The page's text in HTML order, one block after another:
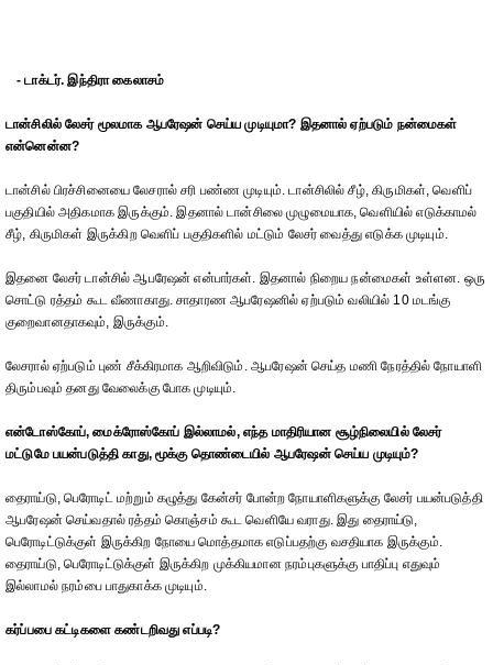
- டாக்டர். இந்திரா கைலாசம்
டான்சிலில் லேசர் மூலமாக ஆபரேஷன் செய்ய முடியுமா? இதனால் ஏற்படும் நன்மைகள்
என்னென்ன?
டான்சில் பிரச்சினையை லேசரால் சரி பண்ண முடியும். டான்சிலில் சீழ், கிருமிகள், வெளிப்
பகுதியில் அதிகமாக இருக்கும். இதனால் டான்சிலை முழுமையாக, வெளியில் எடுக்காமல்
சீழ், கிருமிகள் இருக்கிற வெளிப் பகுதிகளில் மட்டும் லேசர் வைத்து எடுக்க முடியும்.
இதனை லேசர் டான்சில் ஆபரேஷன் என்பார்கள். இதனால் நிறைய நன்மைகள் உள்ளன. ஒரு
சொட்டு ரத்தம் கூட வீணாகாது. சாதாரண ஆபரேஷனில் ஏற்படும் வலியில் 10 மடங்கு
குறைவானதாகவும், இருக்கும்.
லேசரால் ஏற்படும் புண் சீக்கிரமாக ஆறிவிடும். ஆபரேஷன் செய்த மணி நேரத்தில் நோயாளி
திரும்பவும் தனது வேலைக்கு போக முடியும்.
என்டோஸ்கோப், மைக்ரோஸ்கோப் இல்லாமல், எந்த மாதிரியான சூழ்நிலையில் லேசர்
மட்டுமே பயன்படுத்தி காது, மூக்கு தொண்டையில் ஆபரேஷன் செய்ய முடியும்?
தைராய்டு, பெரோடிட் மற்றும் கழுத்து கேன்சர் போன்ற நோயாளிகளுக்கு லேசர் பயன்படுத்தி
ஆபரேஷன் செய்வதால் ரத்தம் கொஞ்சம் கூட வெளியே வராது. இது தைராய்டு,
பெரோடிட்டுக்குள் இருக்கிற நோயை மொத்தமாக எடுப்பதற்கு வசதியாக இருக்கும்.
தைராய்டு, பெரோடிட்டுக்குள் இருக்கிற முக்கியமான நரம்புகளுக்கு பாதிப்பு எதுவும்
இல்லாமல் நரம்பை பாதுகாக்க முடியும்.
கர்ப்பபை கட்டிகளை கண்டறிவது எப்படி?